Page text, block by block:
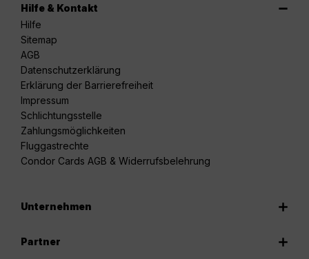
Hilfe & Kontakt
Hilfe
Sitemap
AGB
Datenschutzerklärung
Erklärung der Barrierefreiheit
Impressum
Schlichtungsstelle
Zahlungsmöglichkeiten
Fluggastrechte
Condor Cards AGB & Widerrufsbelehrung
Unternehmen
Partner